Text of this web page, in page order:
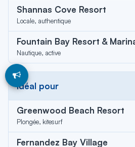
Shannas Cove Resort
Locale, authentique
Fountain Bay Resort &
Nautique, active
Idéal pour
Greenwood Beach Resort
Plongée, kitesurf
Fernandez Bay Village